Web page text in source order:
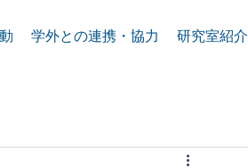
学外との連携・協力 研究室紹介